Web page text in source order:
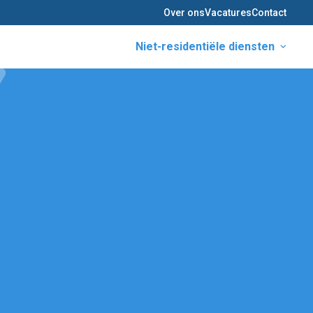
Over onsVacaturesContact
Niet-residentiële diensten